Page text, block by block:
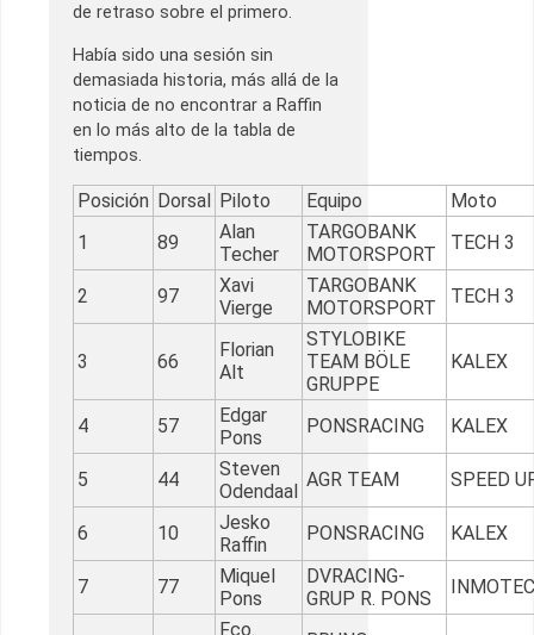
de retraso sobre el primero.
Había sido una sesión sin
demasiada historia, más allá de la
noticia de no encontrar a Raffin
en lo más alto de la tabla de
tiempos.
Posición Dorsal Piloto Equipo
Moto
1
89
Alan
Techer
TARGOBANK
MOTORSPORT
TECH 3
2 97
Xavi
Vierge
TARGOBANK
MOTORSPORT
TECH 3
3 66
Florian
Alt
STYLOBIKE
TEAM BÖLE
GRUPPE
KALEX
4 57
Edgar
Pons
PONSRACING KALEX
5 44
Steven
Odendaal
AGR TEAM SPEED
6 10
Jesko
Raffin
PONSRACING KALEX
7 77
Miquel
Pons
DVRACING-
GRUP R. PONS
INMOTEC
Fco.